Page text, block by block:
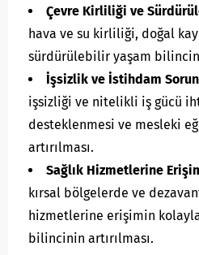
Çevre Kirliliği ve
hava ve su kirliliği, doğal
sürdürülebilir yaşam
İşsizlik ve İstihdam
işsizliği ve nitelikli iş gücü
desteklenmesi ve mesleki
artırılması.
Sağlık Hizmetlerine
kırsal bölgelerde ve
hizmetlerine erişimin
bilincinin artırılması.